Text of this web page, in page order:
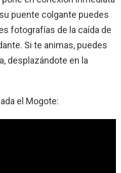
puente colgante puedes
fotografías de la caída de
Si te animas, puedes
desplazándote en la
el Mogote: